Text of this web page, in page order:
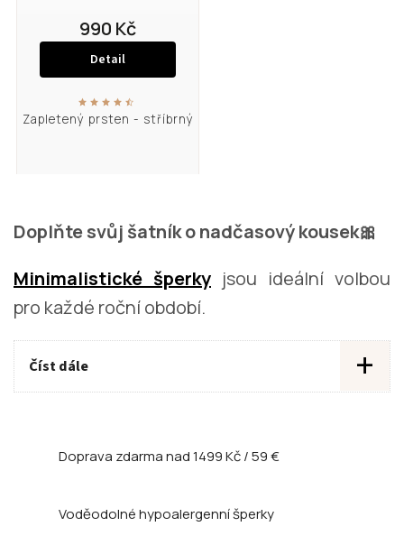
Zapletený prsten - stříbrný
990 Kč
Detail
Doplňte svůj šatník o nadčasový kousek🎀
Minimalistické šperky jsou ideální volbou
pro každé roční období.
Číst dále +
Doprava zdarma nad1499 Kč / 59 €
Voděodolné hypoalergenní šperky